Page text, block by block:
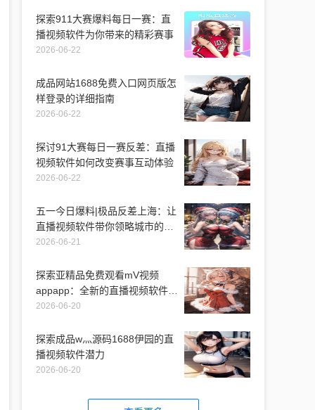
探索911大赛爆料每日一赛：直
播视频软件为你带来的精彩赛事
2026-06-22
成品网站1688免费入口网页版怎
样登录的详细指南
2026-06-22
探讨91大赛每日一赛反差：直播
视频软件如何改变赛事互动体验
2026-06-22
五一今日爆料|极品反差上海：让
直播视频软件带你领略城市的另
一面
2026-06-21
探索亚精品免费观看mV视频
appapp：全新的直播视频软件体
验
2026-06-20
探索成品w灬源码1688伊园的直
播视频软件潜力
2026-06-20